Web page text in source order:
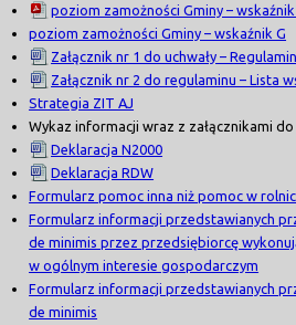
poziom zamożności Gminy – wskaźnik
poziom zamożności Gminy – wskaźnik G
Załącznik nr 1 do uchwały –
Załącznik nr 2 do regulaminu – Lista
Strategia ZIT AJ
Wykaz informacji wraz z załącznikami
Deklaracja N2000
Deklaracja RDW
Formularz pomoc inna niż pomoc w
Formularz informacji przedstawianych
de minimis przez przedsiębiorcę
w ogólnym interesie gospodarczym
Formularz informacji przedstawianych
de minimis